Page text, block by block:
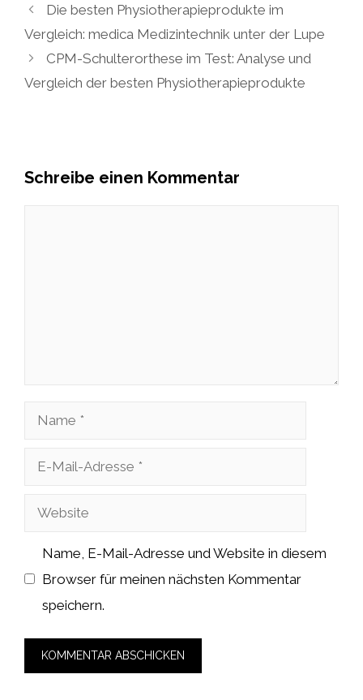
Die besten Physiotherapieprodukte im
Vergleich: medica Medizintechnik unter der Lupe
CPM-Schulterorthese im Test: Analyse und
Vergleich der besten Physiotherapieprodukte
Schreibe einen Kommentar
Name
Adresse
Website
Name, E-Mail-Adresse und Website in diesem
Browser für meinen nächsten Kommentar
speichern.